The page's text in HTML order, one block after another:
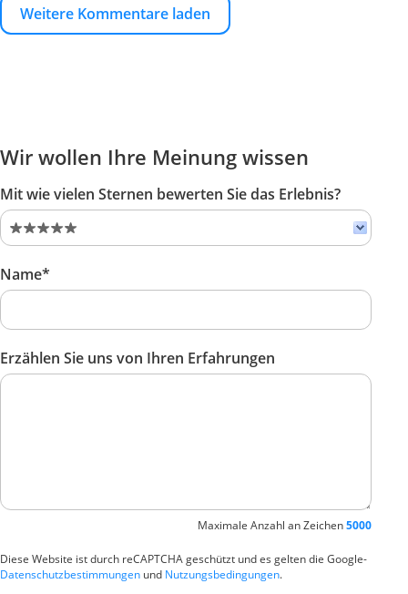
Weitere Kommentare laden
Wir wollen Ihre Meinung wissen
Mit wie vielen Sternen bewerten Sie das Erlebnis?
Name*
Erzählen Sie uns von Ihren Erfahrungen
Maximale Anzahl an Zeichen5000
Diese Website ist durch reCAPTCHA geschützt und es gelten die Google-
Datenschutzbestimmungen und Nutzungsbedingungen.